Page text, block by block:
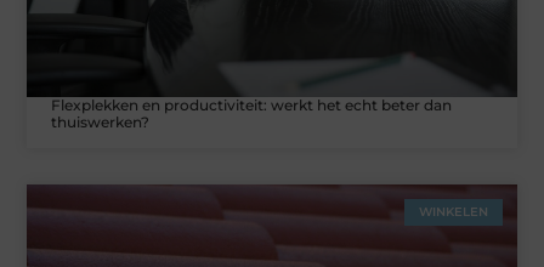
Flexplekken en productiviteit: werkt het echt beter dan
thuiswerken?
WINKELEN